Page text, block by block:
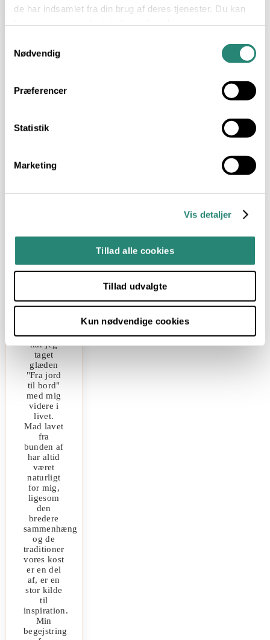
de har indsamlet fra din brug af deres tjenester. Du kan
fra.
Nødvendig
Præferencer
Statistik
Marketing
Vis detaljer
Tillad alle cookies
Tillad udvalgte
Kun nødvendige cookies
Velkommen
by
by
Bergendorff,
livsstil.
Inspireret
Sydfyn,
opvokset,
har jeg
taget
glæden
"Fra jord
til bord"
med mig
videre i
livet.
Mad lavet
fra
bunden af
har altid
været
naturligt
for mig,
ligesom
den
bredere
sammenhæng
og de
traditioner
vores kost
er en del
af, er en
stor kilde
til
inspiration.
Min
begejstring